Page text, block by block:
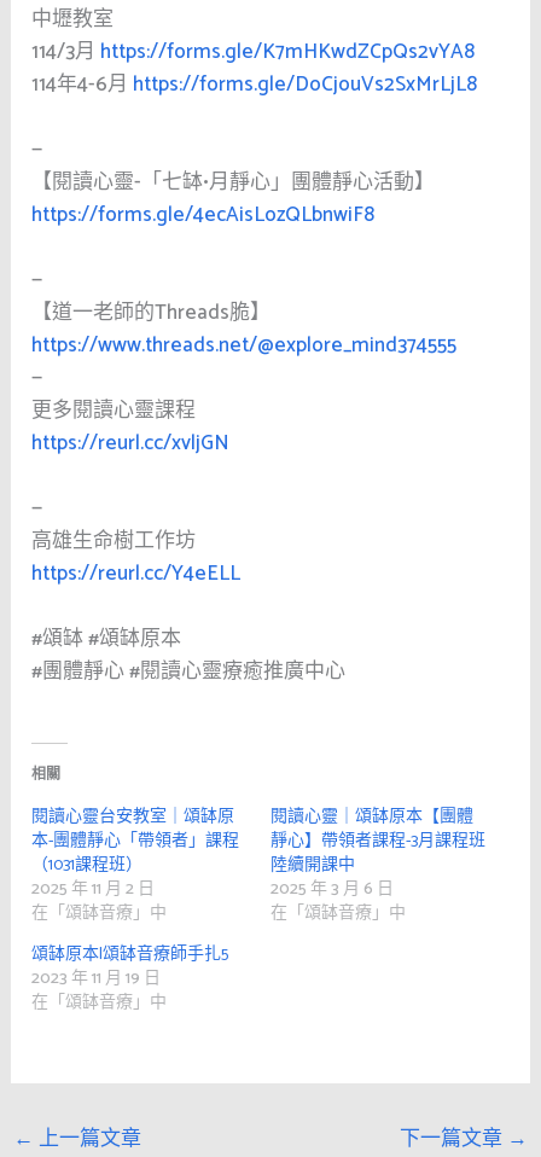
中壢教室
114/3月 https://forms.gle/K7mHKwdZCpQs2vYA8
114年4-6月 https://forms.gle/DoCjouVs2SxMrLjL8
—
【閱讀心靈-「七缽•月靜心」團體靜心活動】
https://forms.gle/4ecAisLozQLbnwiF8
—
【道一老師的Threads脆】
https://www.threads.net/@explore_mind374555
—
更多閱讀心靈課程
https://reurl.cc/xvljGN
—
高雄生命樹工作坊
https://reurl.cc/Y4eELL
#頌缽#頌缽原本
#團體靜心#閱讀心靈療癒推廣中心
相關
閱讀心靈台安教室｜頌缽原
本-團體靜心「帶領者」課程
（1031課程班）
2025 年 11 月 2 日
在「頌缽音療」中
閱讀心靈｜頌缽原本【團體
靜心】帶領者課程-3月課程班
陸續開課中
2025 年 3 月 6 日
在「頌缽音療」中
頌缽原本|頌缽音療師手扎5
2023 年 11 月 19 日
在「頌缽音療」中
← 上一篇文章 下一篇文章 →